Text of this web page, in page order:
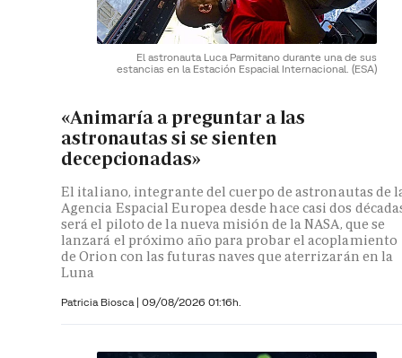
El astronauta Luca Parmitano durante una de sus
estancias en la Estación Espacial Internacional. (ESA)
«Animaría a preguntar a las
astronautas si se sienten
decepcionadas»
El italiano, integrante del cuerpo de astronautas de
Agencia Espacial Europea desde hace casi dos
será el piloto de la nueva misión de la NASA, que se
lanzará el próximo año para probar el acoplamiento
de Orion con las futuras naves que aterrizarán en la
Luna
Patricia Biosca | 09/08/2026 01:16h.